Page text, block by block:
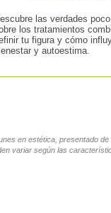
las verdades
los tratamientos
tu figura y cómo
y autoestima.
en estética, presentado
variar según las